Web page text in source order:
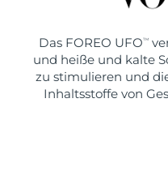
Das FOREO UFO TM
und heiße und kalte
zu stimulieren und
Inhaltsstoffe von